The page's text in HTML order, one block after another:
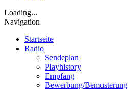
Loading...
Navigation
Startseite
Radio
Sendeplan
Playhistory
Empfang
Bewerbung/Bemusterung